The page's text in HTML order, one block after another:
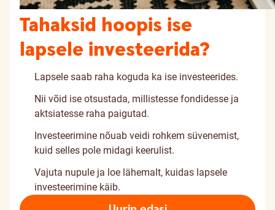
Tahaksid hoopis ise
lapsele investeerida?
Lapsele saab raha koguda ka ise investeerides.
Nii võid ise otsustada, millistesse fondidesse ja
aktsiatesse raha paigutad.
Investeerimine nõuab veidi rohkem süvenemist,
kuid selles pole midagi keerulist.
Vajuta nupule ja loe lähemalt, kuidas lapsele
investeerimine käib.